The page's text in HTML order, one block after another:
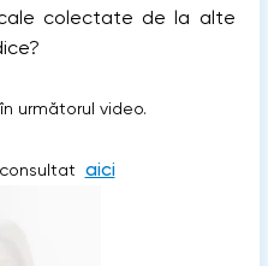
colectate de la alte
următorul video.
aici